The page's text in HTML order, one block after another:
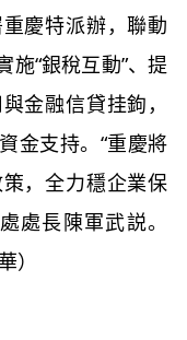
慶特派辦，聯動
施“銀稅互動”、提
金融信貸挂鉤，
金支持。“重慶將
，全力穩企業保
處長陳軍武説。
）